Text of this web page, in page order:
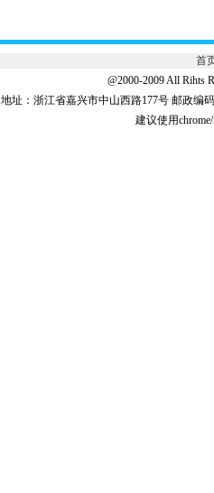
首
@2000-2009 All Rihts
地址：浙江省嘉兴市中山西路177号 邮政编
建议使用